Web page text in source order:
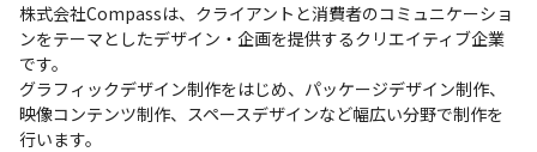
株式会社Compassは、クライアントと消費者のコミュニケーショ
ンをテーマとしたデザイン・企画を提供するクリエイティブ企業
です。
グラフィックデザイン制作をはじめ、パッケージデザイン制作、
映像コンテンツ制作、スペースデザインなど幅広い分野で制作を
行います。